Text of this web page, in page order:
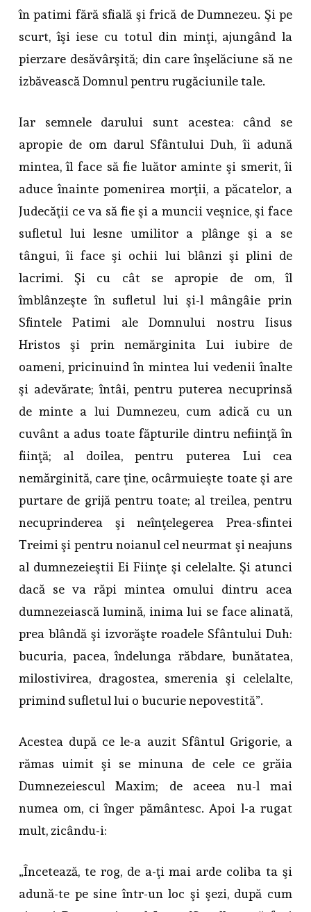
în patimi fără sfială şi frică de Dumnezeu. Şi pe
scurt, îşi iese cu totul din minţi, ajungând la
pierzare desăvârşită; din care înşelăciune să ne
izbăvească Domnul pentru rugăciunile tale.
Iar semnele darului sunt acestea: când se
apropie de om darul Sfântului Duh, îi adună
mintea, îl face să fie luător aminte şi smerit, îi
aduce înainte pomenirea morţii, a păcatelor, a
Judecăţii ce va să fie şi a muncii veşnice, şi face
sufletul lui lesne umilitor a plânge şi a se
tângui, îi face şi ochii lui blânzi şi plini de
lacrimi. Şi cu cât se apropie de om, îl
îmblânzeşte în sufletul lui şi-l mângâie prin
Sfintele Patimi ale Domnului nostru Iisus
Hristos şi prin nemărginita Lui iubire de
oameni, pricinuind în mintea lui vedenii înalte
şi adevărate; întâi, pentru puterea necuprinsă
de minte a lui Dumnezeu, cum adică cu un
cuvânt a adus toate făpturile dintru nefiinţă în
fiinţă; al doilea, pentru puterea Lui cea
nemărginită, care ţine, ocârmuieşte toate şi are
purtare de grijă pentru toate; al treilea, pentru
necuprinderea şi neînţelegerea Prea-sfintei
Treimi şi pentru noianul cel neurmat şi neajuns
al dumnezeieştii Ei Fiinţe şi celelalte. Şi atunci
dacă se va răpi mintea omului dintru acea
dumnezeiască lumină, inima lui se face alinată,
prea blândă şi izvorăşte roadele Sfântului Duh:
bucuria, pacea, îndelunga răbdare, bunătatea,
milostivirea, dragostea, smerenia şi celelalte,
primind sufletul lui o bucurie nepovestită”.
Acestea după ce le-a auzit Sfântul Grigorie, a
rămas uimit şi se minuna de cele ce grăia
Dumnezeiescul Maxim; de aceea nu-l mai
numea om, ci înger pământesc. Apoi l-a rugat
mult, zicându-i:
„Încetează, te rog, de a-ţi mai arde coliba ta şi
adună-te pe sine într-un loc şi şezi, după cum